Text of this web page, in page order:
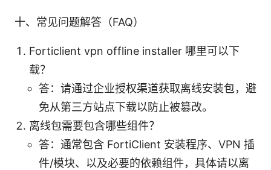
十、常见问题解答（FAQ）
Forticlient vpn offline installer 哪里可以下
载？
答：请通过企业授权渠道获取离线安装包，避
免从第三方站点下载以防止被篡改。
离线包需要包含哪些组件？
答：通常包含 FortiClient 安装程序、VPN 插
件/模块、以及必要的依赖组件，具体请以离